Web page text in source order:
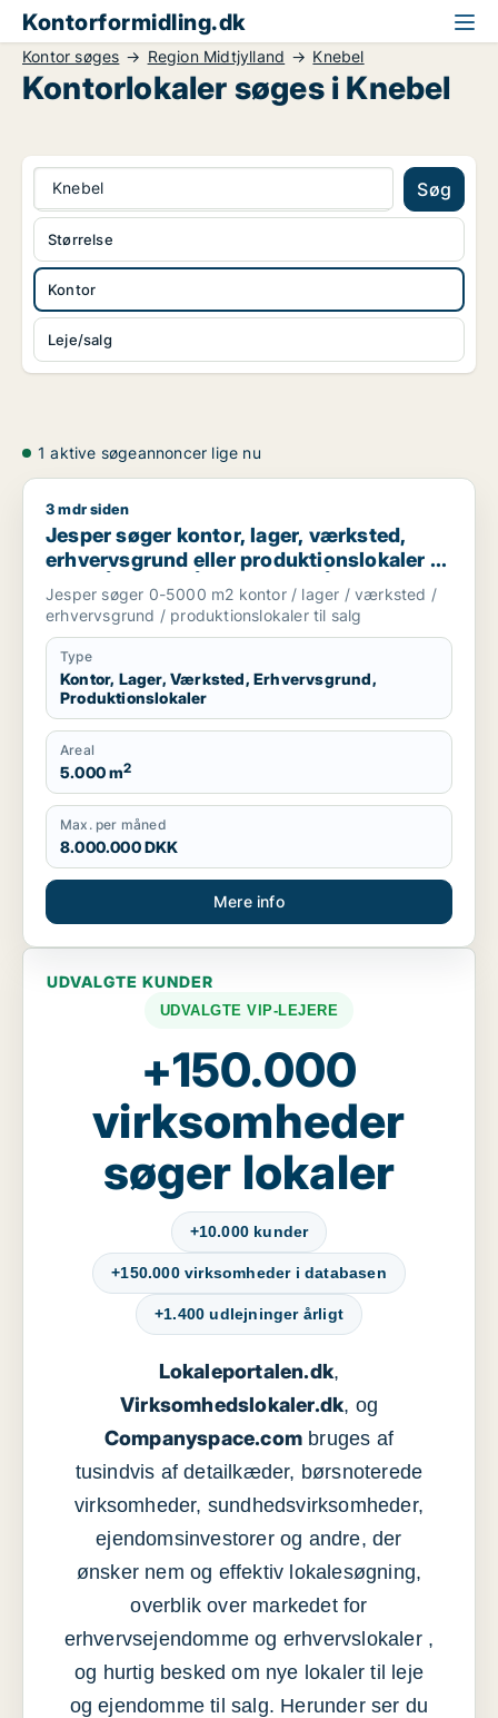
Kontorformidling.dk
Kontor søges Region Midtjylland Knebel
Kontorlokaler søges i Knebel
Knebel Søg
Kontor
Leje/salg
Størrelse
1 aktive søgeannoncer lige nu
Jesper søger kontor, lager, værksted, erhvervsgrund eller
3 mdr siden
Jesper søger kontor, lager, værksted,
erhvervsgrund eller produktionslokaler til
salg i Århus C, Århus N eller Århus V m.fl.
Jesper søger 0-5000 m2 kontor / lager / værksted /
erhvervsgrund / produktionslokaler til salg
Type
Kontor, Lager, Værksted, Erhvervsgrund,
Produktionslokaler
Areal
5.000 m2
Max. per måned
8.000.000 DKK
Mere info
UDVALGTE KUNDER
UDVALGTE VIP-LEJERE
+150.000
virksomheder
søger lokaler
+10.000 kunder
+150.000 virksomheder i databasen
+1.400 udlejninger årligt
Lokaleportalen.dk,
Virksomhedslokaler.dk, og
Companyspace.com bruges af
tusindvis af detailkæder, børsnoterede
virksomheder, sundhedsvirksomheder,
ejendomsinvestorer og andre, der
ønsker nem og effektiv lokalesøgning,
overblik over markedet for
erhvervsejendomme og erhvervslokaler ,
og hurtig besked om nye lokaler til leje
og ejendomme til salg. Herunder ser du